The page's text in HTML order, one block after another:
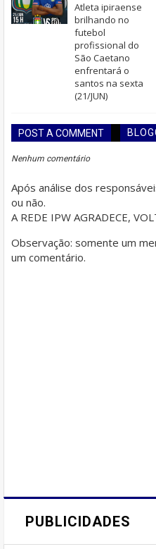
Atleta ipiraense
brilhando no
futebol
profissional do
São Caetano
enfrentará o
santos na sexta
(21/JUN)
POST A COMMENT
Nenhum comentário
Após análise dos
ou não.
A REDE IPW AGRADECE,
Observação: somente um
um comentário.
PUBLICIDADES